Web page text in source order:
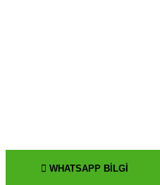
WHATSAPP BILGI